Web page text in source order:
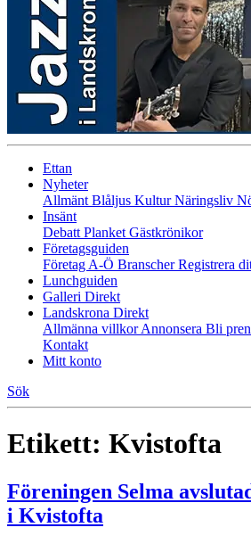
Ettan
Nyheter
Allmänt Blåljus KulturNäringsliv
Insänt
Debatt Planket Gästkrönikor
Företagsguiden
Företag A-Ö BranscherRegistrera
Lunchguiden
Galleri Direkt
Landskrona Direkt
Allmänna villkorAnnonsera Bli
Kontakt
Mitt konto
Sök
Etikett: Kvistofta
Föreningen Selma
i Kvistofta